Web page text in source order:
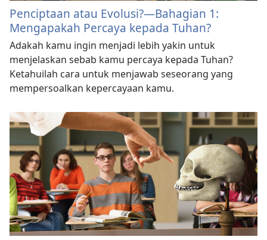
Penciptaan atau Evolusi?​—Bahagian 1:
Mengapakah Percaya kepada Tuhan?
Adakah kamu ingin menjadi lebih yakin untuk
menjelaskan sebab kamu percaya kepada Tuhan?
Ketahuilah cara untuk menjawab seseorang yang
mempersoalkan kepercayaan kamu.